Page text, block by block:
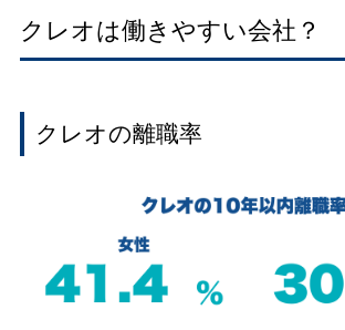
クレオは働きやすい会社？
クレオの離職率